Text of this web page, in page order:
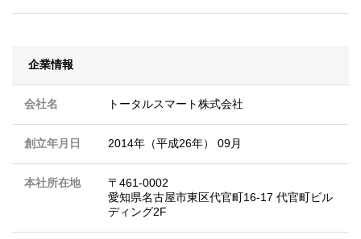
企業情報
会社名 トータルスマート株式会社
創立年月日 2014年（平成26年） 09月
本社所在地
〒461-0002
愛知県名古屋市東区代官町16-17 代官町ビル
ディング2F